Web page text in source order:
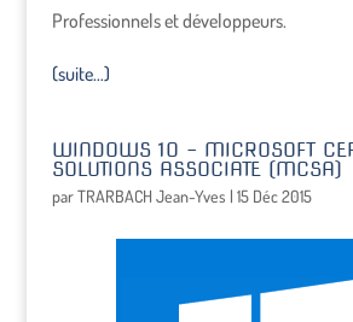
Professionnels et développeurs.
(suite…)
WINDOWS 10 – MICROSOFT
SOLUTIONS ASSOCIATE (MCSA)
parTRARBACH Jean-Yves | 15 Déc 2015